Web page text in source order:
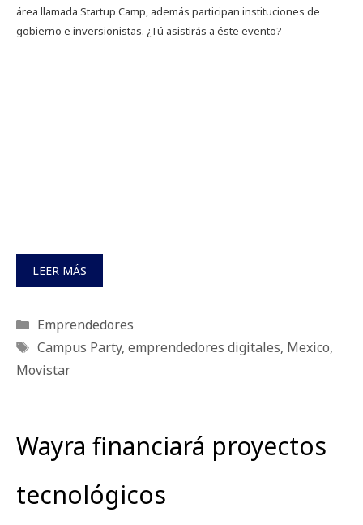
área llamada Startup Camp, además participan instituciones de
gobierno e inversionistas. ¿Tú asistirás a éste evento?
LEER MÁS
Categorías
Emprendedores
Etiquetas
Campus Party, emprendedores digitales, Mexico,
Movistar
Wayra financiará proyectos
tecnológicos